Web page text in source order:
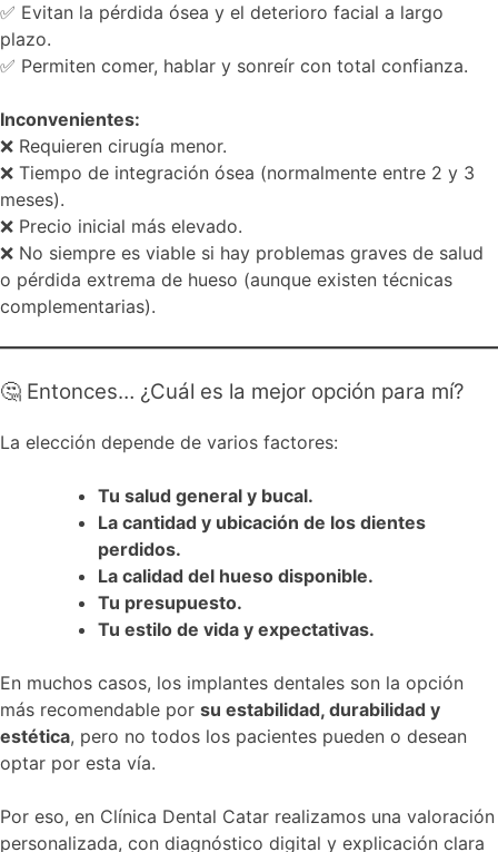
✅ Evitan la pérdida ósea y el deterioro facial a largo
plazo.
✅ Permiten comer, hablar y sonreír con total confianza.
Inconvenientes:
❌ Requieren cirugía menor.
❌ Tiempo de integración ósea (normalmente entre 2 y 3
meses).
❌ Precio inicial más elevado.
❌ No siempre es viable si hay problemas graves de salud
o pérdida extrema de hueso (aunque existen técnicas
complementarias).
🤔 Entonces… ¿Cuál es la mejor opción para mí?
La elección depende de varios factores:
Tu salud general y bucal.
La cantidad y ubicación de los dientes
perdidos.
La calidad del hueso disponible.
Tu presupuesto.
Tu estilo de vida y expectativas.
En muchos casos, los implantes dentales son la opción
más recomendable por su estabilidad, durabilidad y
estética, pero no todos los pacientes pueden o desean
optar por esta vía.
Por eso, en Clínica Dental Catar realizamos una valoración
personalizada, con diagnóstico digital y explicación clara